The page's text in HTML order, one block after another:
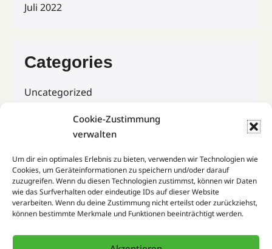
Cookie-Zustimmung
verwalten
Um dir ein optimales Erlebnis zu bieten, verwenden wir Technologien wie
Cookies, um Geräteinformationen zu speichern und/oder darauf
zuzugreifen. Wenn du diesen Technologien zustimmst, können wir Daten
wie das Surfverhalten oder eindeutige IDs auf dieser Website
verarbeiten. Wenn du deine Zustimmung nicht erteilst oder zurückziehst,
können bestimmte Merkmale und Funktionen beeinträchtigt werden.
Juli 2022
Categories
Uncategorized
Kontakt
Impressum
Datenschutzerklärung
Melanie Mehring